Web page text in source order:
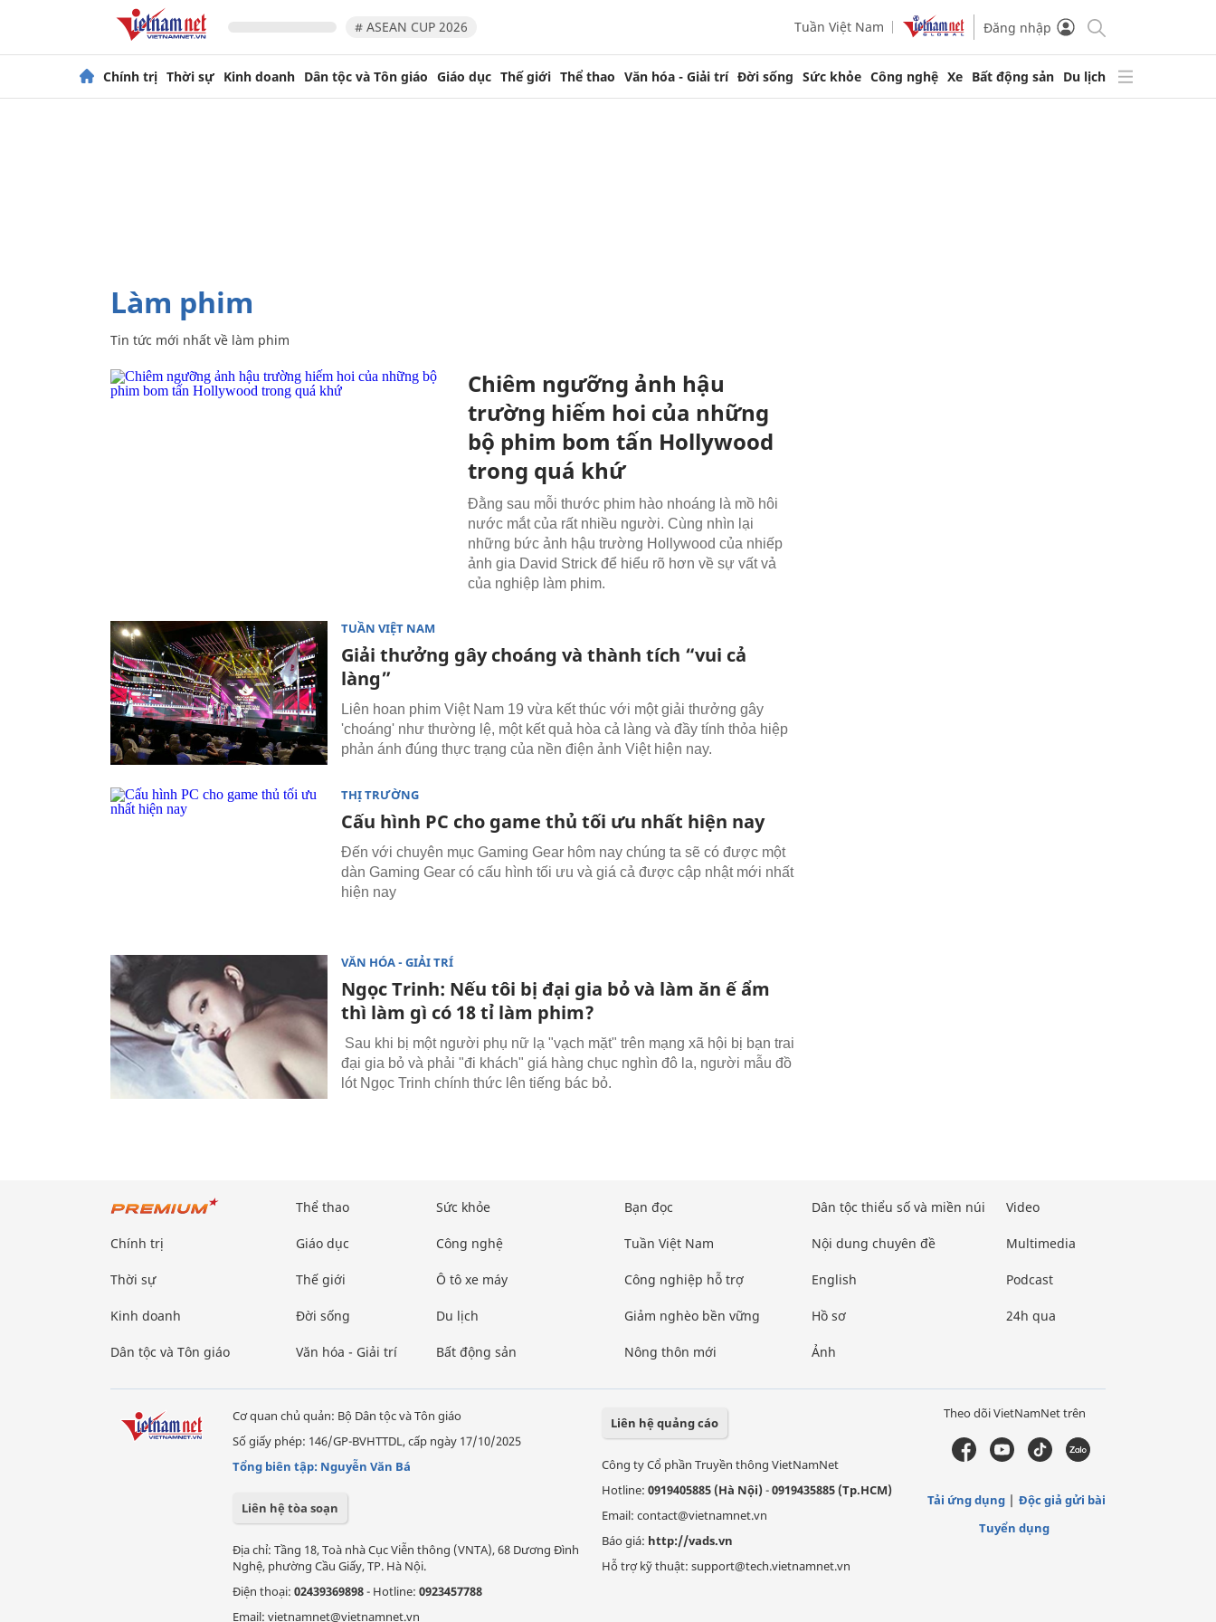
# ASEAN CUP 2026 Tuần Việt Nam Đăng nhập
Chính trị Thời sự Kinh doanh Dân tộc và Tôn giáo Giáo dục Thế giới Thể thao Văn hóa - Giải trí Đời sống Sức khỏe Công nghệ Xe Bất động sản Du lịch
làm phim
Tin tức mới nhất về làm phim
Chiêm ngưỡng ảnh hậu
trường hiếm hoi của những
bộ phim bom tấn Hollywood
trong quá khứ
Đằng sau mỗi thước phim hào nhoáng là mồ hôi
nước mắt của rất nhiều người. Cùng nhìn lại
những bức ảnh hậu trường Hollywood của nhiếp
ảnh gia David Strick để hiểu rõ hơn về sự vất vả
của nghiệp làm phim.
TUẦN VIỆT NAM
Giải thưởng gây choáng và thành tích “vui cả
làng”
Liên hoan phim Việt Nam 19 vừa kết thúc với một giải thưởng gây
'choáng' như thường lệ, một kết quả hòa cả làng và đầy tính thỏa hiệp
phản ánh đúng thực trạng của nền điện ảnh Việt hiện nay.
THỊ TRƯỜNG
Cấu hình PC cho game thủ tối ưu nhất hiện nay
Đến với chuyên mục Gaming Gear hôm nay chúng ta sẽ có được một
dàn Gaming Gear có cấu hình tối ưu và giá cả được cập nhật mới nhất
hiện nay
VĂN HÓA - GIẢI TRÍ
Ngọc Trinh: Nếu tôi bị đại gia bỏ và làm ăn ế ẩm
thì làm gì có 18 tỉ làm phim?
Sau khi bị một người phụ nữ lạ "vạch mặt" trên mạng xã hội bị bạn trai
đại gia bỏ và phải "đi khách" giá hàng chục nghìn đô la, người mẫu đồ
lót Ngọc Trinh chính thức lên tiếng bác bỏ.
Chính trị
Thời sự
Kinh doanh
Dân tộc và Tôn giáo
Thể thao
Giáo dục
Thế giới
Đời sống
Văn hóa - Giải trí
Sức khỏe
Công nghệ
Ô tô xe máy
Du lịch
Bất động sản
Bạn đọc
Tuần Việt Nam
Công nghiệp hỗ trợ
Giảm nghèo bền vững
Nông thôn mới
Dân tộc thiểu số và miền núi
Nội dung chuyên đề
English
Hồ sơ
Ảnh
Video
Multimedia
Podcast
24h qua
Cơ quan chủ quản: Bộ Dân tộc và Tôn giáo
Số giấy phép: 146/GP-BVHTTDL, cấp ngày 17/10/2025
Tổng biên tập: Nguyễn Văn Bá
Liên hệ tòa soạn
Địa chỉ: Tầng 18, Toà nhà Cục Viễn thông (VNTA), 68 Dương Đình
Nghệ, phường Cầu Giấy, TP. Hà Nội.
Điện thoại: 02439369898- Hotline: 0923457788
Email: vietnamnet@vietnamnet.vn
Liên hệ quảng cáo
Công ty Cổ phần Truyền thông VietNamNet
Hotline: 0919405885 (Hà Nội)-0919435885 (Tp.HCM)
Email: contact@vietnamnet.vn
Báo giá: http://vads.vn
Hỗ trợ kỹ thuật: support@tech.vietnamnet.vn
Theo dõi VietNamNet trên
Tải ứng dụng
Độc giả gửi bài
Tuyển dụng